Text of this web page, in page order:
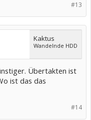
#13
Kaktus
Wandelnde HDD
Übertakten ist
ist das das
#14